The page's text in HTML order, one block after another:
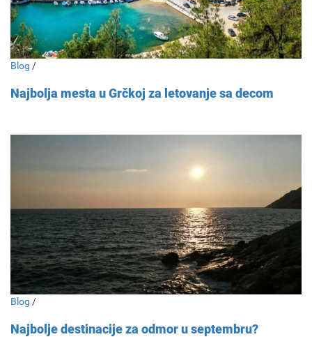
Blog /
Najbolja mesta u Grčkoj za letovanje sa decom
Blog /
Najbolje destinacije za odmor u septembru?